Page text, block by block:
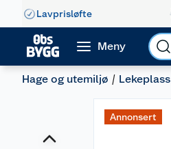
Lavprisløfte
Meny
Hage og utemiljø Lekeplass
Annonsert